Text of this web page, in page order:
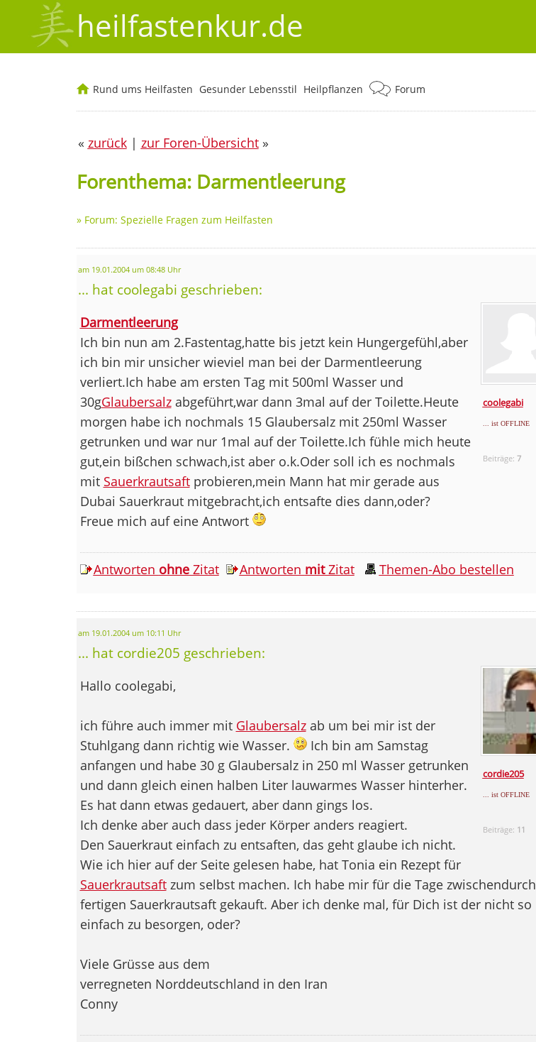
heilfastenkur.de
Rund ums Heilfasten Gesunder Lebensstil Heilpflanzen Forum
« zurück| zur Foren-Übersicht»
Forenthema: Darmentleerung
» Forum: Spezielle Fragen zum Heilfasten
am 19.01.2004 um 08:48 Uhr
... hat coolegabi geschrieben:
coolegabi
... ist OFFLINE
Beiträge: 7
Darmentleerung
Ich bin nun am 2.Fastentag,hatte bis jetzt kein Hungergefühl,aber
ich bin mir unsicher wieviel man bei der Darmentleerung
verliert.Ich habe am ersten Tag mit 500ml Wasser und
30gGlaubersalzabgeführt,war dann 3mal auf der Toilette.Heute
morgen habe ich nochmals 15 Glaubersalz mit 250ml Wasser
getrunken und war nur 1mal auf der Toilette.Ich fühle mich heute
gut,ein bißchen schwach,ist aber o.k.Oder soll ich es nochmals
mit Sauerkrautsaftprobieren,mein Mann hat mir gerade aus
Dubai Sauerkraut mitgebracht,ich entsafte dies dann,oder?
Freue mich auf eine Antwort
Antworten ohneZitat Antworten mitZitat Themen-Abo bestellen
am 19.01.2004 um 10:11 Uhr
... hat cordie205 geschrieben:
cordie205
... ist OFFLINE
Beiträge: 11
Hallo coolegabi,
ich führe auch immer mit Glaubersalzab um bei mir ist der
Stuhlgang dann richtig wie Wasser.
Ich bin am Samstag
anfangen und habe 30 g Glaubersalz in 250 ml Wasser getrunken
und dann gleich einen halben Liter lauwarmes Wasser hinterher.
Es hat dann etwas gedauert, aber dann gings los.
Ich denke aber auch dass jeder Körper anders reagiert.
Den Sauerkraut einfach zu entsaften, das geht glaube ich nicht.
Wie ich hier auf der Seite gelesen habe, hat Tonia ein Rezept für
Sauerkrautsaftzum selbst machen. Ich habe mir für die Tage zwischendurch
fertigen Sauerkrautsaft gekauft. Aber ich denke mal, für Dich ist der nicht so
einfach zu besorgen, oder?
Viele Grüsse aus dem
verregneten Norddeutschland in den Iran
Conny